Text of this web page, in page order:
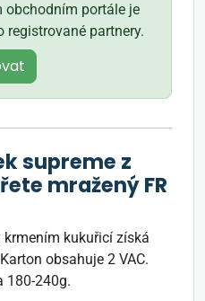
obchodním portále je
registrované partnery.
supreme z
mražený FR
kukuřicí získá
obsahuje 2 VAC.
180-240g.